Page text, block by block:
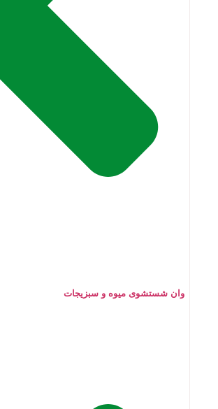
وان شستشوی میوه و سبزیجات